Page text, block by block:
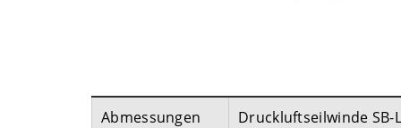
Abmessungen Druckluftseilwinde SB-L